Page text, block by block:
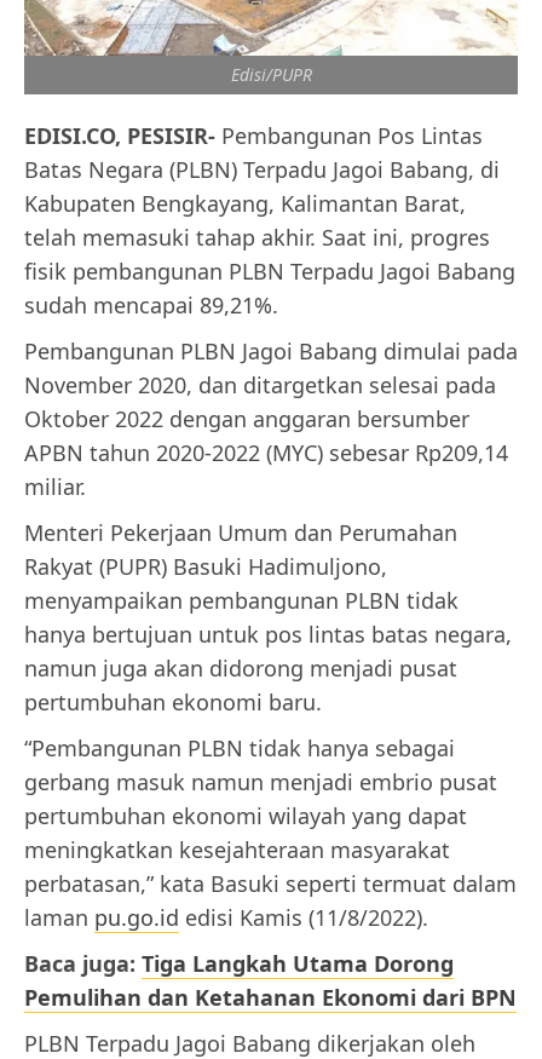
Edisi/PUPR
EDISI.CO, PESISIR- Pembangunan Pos Lintas
Batas Negara (PLBN) Terpadu Jagoi Babang, di
Kabupaten Bengkayang, Kalimantan Barat,
telah memasuki tahap akhir. Saat ini, progres
fisik pembangunan PLBN Terpadu Jagoi Babang
sudah mencapai 89,21%.
Pembangunan PLBN Jagoi Babang dimulai pada
November 2020, dan ditargetkan selesai pada
Oktober 2022 dengan anggaran bersumber
APBN tahun 2020-2022 (MYC) sebesar Rp209,14
miliar.
Menteri Pekerjaan Umum dan Perumahan
Rakyat (PUPR) Basuki Hadimuljono,
menyampaikan pembangunan PLBN tidak
hanya bertujuan untuk pos lintas batas negara,
namun juga akan didorong menjadi pusat
pertumbuhan ekonomi baru.
“Pembangunan PLBN tidak hanya sebagai
gerbang masuk namun menjadi embrio pusat
pertumbuhan ekonomi wilayah yang dapat
meningkatkan kesejahteraan masyarakat
perbatasan,” kata Basuki seperti termuat dalam
laman pu.go.id edisi Kamis (11/8/2022).
Baca juga: Tiga Langkah Utama Dorong
Pemulihan dan Ketahanan Ekonomi dari BPN
PLBN Terpadu Jagoi Babang dikerjakan oleh